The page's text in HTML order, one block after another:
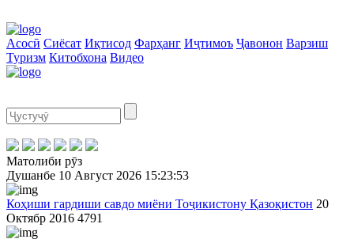
Асосӣ Сиёсат Иқтисод Фарҳанг Иҷтимоъ Ҷавонон Варзиш
Туризм Китобхона Видео
Матолиби рӯз
Душанбе 10 Август 2026 15:23:53
Коҳиши гардиши савдо миёни Тоҷикистону Қазоқистон 20
Октябр 2016 4791